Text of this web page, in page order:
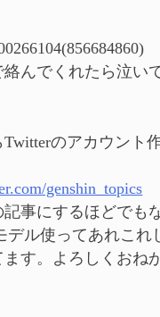
ヴィレットの性能
の強みなどを作成
月精鋭狩ルート【沈
の使い方【RE2】
んでくれたら泣い
のアカウント
genshin_topics
記事にするほどでも
デル使ってあれこれ
ます。よろしくおね